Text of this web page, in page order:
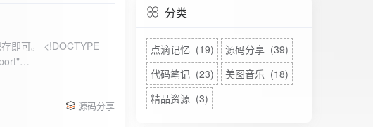
.notice p { font-size: 14px; } .copyright { padding: 10px 0; font-size: 12px; } } /* 版权信息样式 */ .copyright { text-align: center; padding: 15px 0; color: #6c757d; font-size: 13px; letter-spacing: 0.5px; width: 100%; max-width: 1200px; margin: 0 auto; } /* 弹窗样式 */ .modal-overlay { position: fixed; top: 0; left: 0; right: 0; bottom: 0; background: rgba(0, 0, 0, 0.4); display: flex; justify-content: center; align-items: center; z-index: 10000; } .modal { background: white; border: 1px solid #e9ecef; padding: 25px; border-radius: 15px; width: 90%; max-width: 3
源码分享
分类
点滴记忆 (19)
源码分享 (39)
代码笔记 (23)
美图音乐 (18)
精品资源 (3)